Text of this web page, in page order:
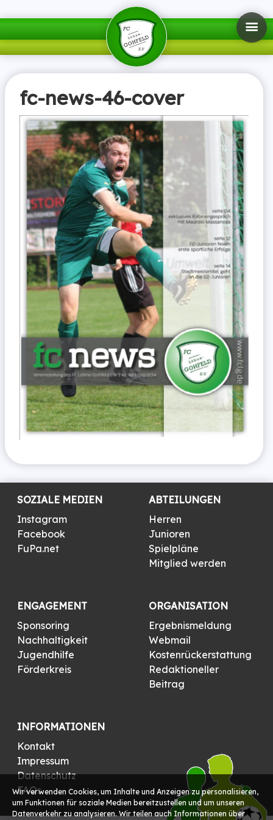
fc-news-46-cover
SOZIALE MEDIEN
Instagram
Facebook
FuPa.net
ABTEILUNGEN
Herren
Junioren
Spielpläne
Mitglied werden
ENGAGEMENT
Sponsoring
Nachhaltigkeit
Jugendhilfe
Förderkreis
ORGANISATION
Ergebnismeldung
Webmail
Kostenrückerstattung
Redaktioneller
Beitrag
INFORMATIONEN
Kontakt
Impressum
Datenschutz
FAQs
Wir verwenden Cookies, um Inhalte und Anzeigen zu personalisieren,
um Funktionen für soziale Medien bereitzustellen und um unseren
Datenverkehr zu analysieren. Wir teilen auch Informationen über